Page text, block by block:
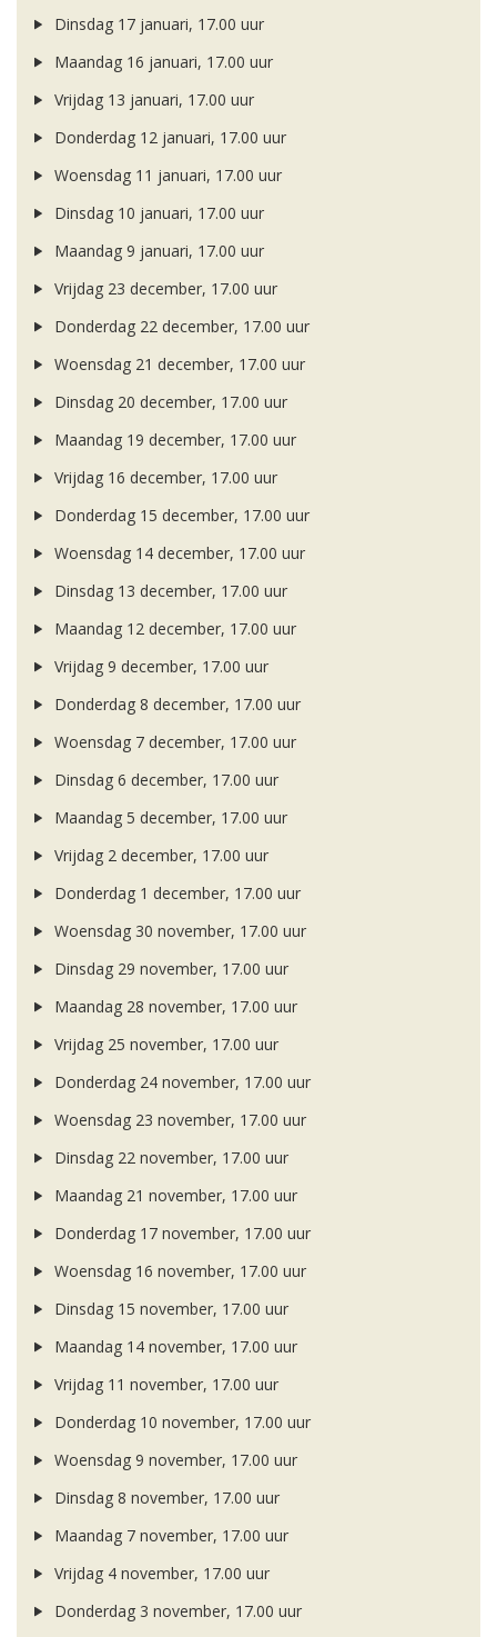
Dinsdag 17 januari, 17.00 uur
Maandag 16 januari, 17.00 uur
Vrijdag 13 januari, 17.00 uur
Donderdag 12 januari, 17.00 uur
Woensdag 11 januari, 17.00 uur
Dinsdag 10 januari, 17.00 uur
Maandag 9 januari, 17.00 uur
Vrijdag 23 december, 17.00 uur
Donderdag 22 december, 17.00 uur
Woensdag 21 december, 17.00 uur
Dinsdag 20 december, 17.00 uur
Maandag 19 december, 17.00 uur
Vrijdag 16 december, 17.00 uur
Donderdag 15 december, 17.00 uur
Woensdag 14 december, 17.00 uur
Dinsdag 13 december, 17.00 uur
Maandag 12 december, 17.00 uur
Vrijdag 9 december, 17.00 uur
Donderdag 8 december, 17.00 uur
Woensdag 7 december, 17.00 uur
Dinsdag 6 december, 17.00 uur
Maandag 5 december, 17.00 uur
Vrijdag 2 december, 17.00 uur
Donderdag 1 december, 17.00 uur
Woensdag 30 november, 17.00 uur
Dinsdag 29 november, 17.00 uur
Maandag 28 november, 17.00 uur
Vrijdag 25 november, 17.00 uur
Donderdag 24 november, 17.00 uur
Woensdag 23 november, 17.00 uur
Dinsdag 22 november, 17.00 uur
Maandag 21 november, 17.00 uur
Donderdag 17 november, 17.00 uur
Woensdag 16 november, 17.00 uur
Dinsdag 15 november, 17.00 uur
Maandag 14 november, 17.00 uur
Vrijdag 11 november, 17.00 uur
Donderdag 10 november, 17.00 uur
Woensdag 9 november, 17.00 uur
Dinsdag 8 november, 17.00 uur
Maandag 7 november, 17.00 uur
Vrijdag 4 november, 17.00 uur
Donderdag 3 november, 17.00 uur